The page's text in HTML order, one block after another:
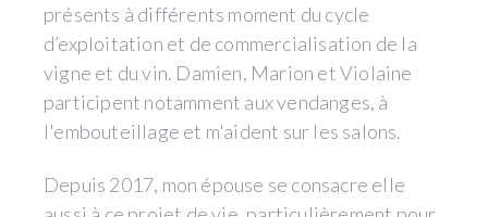
présents à différents moment du cycle
d’exploitation et de commercialisation de la
vigne et du vin. Damien, Marion et Violaine
participent notamment aux vendanges, à
l'embouteillage et m'aident sur les salons.
Depuis 2017, mon épouse se consacre elle